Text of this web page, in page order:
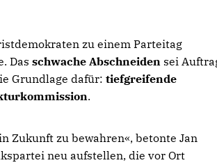
zu einem Parteitag
Das schwache Abschneiden sei
Grundlage dafür: tiefgreifende
.
Zukunft zu bewahren«, betonte Jan
neu aufstellen, die vor Ort